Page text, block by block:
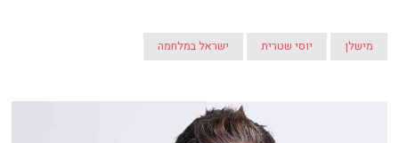
מישלן יוסי שטרית ישראל במלחמה